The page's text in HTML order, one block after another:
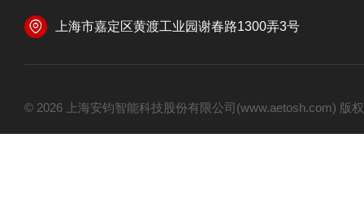
上海市嘉定区黄渡工业园谢春路1300弄3号
© 2026 上海安钧智能科技股份有限公司(www.aetosh.com)